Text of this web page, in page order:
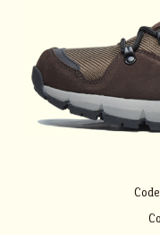
Code